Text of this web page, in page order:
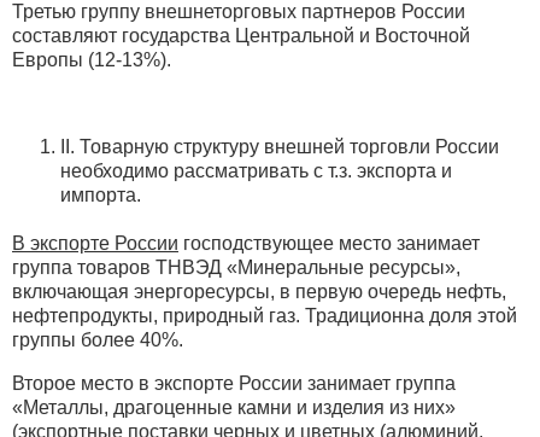
Третью группу внешнеторговых партнеров России
составляют государства Центральной и Восточной
Европы (12-13%).
II. Товарную структуру внешней торговли России
необходимо рассматривать с т.з. экспорта и
импорта.
В экспорте России господствующее место занимает
группа товаров ТНВЭД «Минеральные ресурсы»,
включающая энергоресурсы, в первую очередь нефть,
нефтепродукты, природный газ. Традиционна доля этой
группы более 40%.
Второе место в экспорте России занимает группа
«Металлы, драгоценные камни и изделия из них»
(экспортные поставки черных и цветных (алюминий,